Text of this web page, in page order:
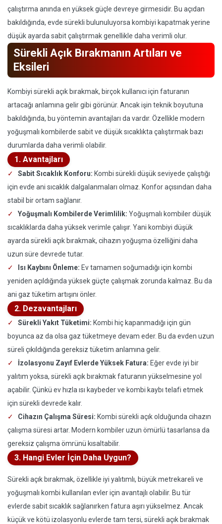
çalıştırma anında en yüksek güçle devreye girmesidir. Bu açıdan
bakıldığında, evde sürekli bulunuluyorsa kombiyi kapatmak yerine
düşük ayarda sabit çalıştırmak genellikle daha verimli olur.
Sürekli Açık Bırakmanın Artıları ve
Eksileri
Kombiyi sürekli açık bırakmak, birçok kullanıcı için faturanın
artacağı anlamına gelir gibi görünür. Ancak işin teknik boyutuna
bakıldığında, bu yöntemin avantajları da vardır. Özellikle modern
yoğuşmalı kombilerde sabit ve düşük sıcaklıkta çalıştırmak bazı
durumlarda daha verimli olabilir.
1. Avantajları
Sabit Sıcaklık Konforu: Kombi sürekli düşük seviyede çalıştığı
için evde ani sıcaklık dalgalanmaları olmaz. Konfor açısından daha
stabil bir ortam sağlanır.
Yoğuşmalı Kombilerde Verimlilik: Yoğuşmalı kombiler düşük
sıcaklıklarda daha yüksek verimle çalışır. Yani kombiyi düşük
ayarda sürekli açık bırakmak, cihazın yoğuşma özelliğini daha
uzun süre devrede tutar.
Isı Kaybını Önleme: Ev tamamen soğumadığı için kombi
yeniden açıldığında yüksek güçte çalışmak zorunda kalmaz. Bu da
ani gaz tüketim artışını önler.
2. Dezavantajları
Sürekli Yakıt Tüketimi: Kombi hiç kapanmadığı için gün
boyunca az da olsa gaz tüketmeye devam eder. Bu da evden uzun
süreli çıkıldığında gereksiz tüketim anlamına gelir.
İzolasyonu Zayıf Evlerde Yüksek Fatura: Eğer evde iyi bir
yalıtım yoksa, sürekli açık bırakmak faturanın yükselmesine yol
açabilir. Çünkü ev hızla ısı kaybeder ve kombi kaybı telafi etmek
için sürekli devrede kalır.
Cihazın Çalışma Süresi: Kombi sürekli açık olduğunda cihazın
çalışma süresi artar. Modern kombiler uzun ömürlü tasarlansa da
gereksiz çalışma ömrünü kısaltabilir.
3. Hangi Evler İçin Daha Uygun?
Sürekli açık bırakmak, özellikle iyi yalıtımlı, büyük metrekareli ve
yoğuşmalı kombi kullanılan evler için avantajlı olabilir. Bu tür
evlerde sabit sıcaklık sağlanırken fatura aşırı yükselmez. Ancak
küçük ve kötü izolasyonlu evlerde tam tersi, sürekli açık bırakmak